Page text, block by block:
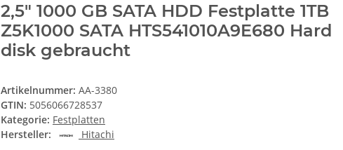
2,5" 1000 GB SATA HDD Festplatte 1TB
Z5K1000 SATA HTS541010A9E680 Hard
disk gebraucht
Artikelnummer: AA-3380
GTIN: 5056066728537
Kategorie: Festplatten
Hersteller:
Hitachi